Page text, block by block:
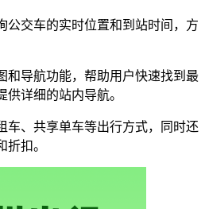
公交车的实时位置和到站时间，方
和导航功能，帮助用户快速找到最
详细的站内导航。
车、共享单车等出行方式，同时还
扣。